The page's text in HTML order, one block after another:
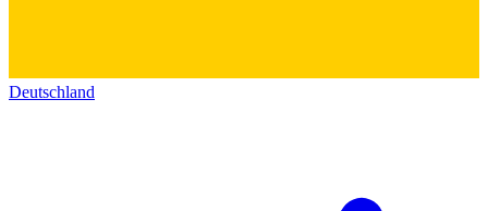
Deutschland